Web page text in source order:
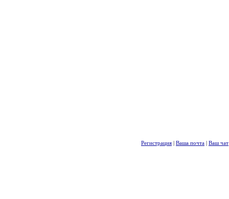
Регистрация | Ваша почта | Ваш чат